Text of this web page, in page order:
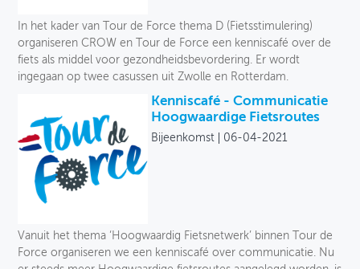
In het kader van Tour de Force thema D (Fietsstimulering)
organiseren CROW en Tour de Force een kenniscafé over de
fiets als middel voor gezondheidsbevordering. Er wordt
ingegaan op twee casussen uit Zwolle en Rotterdam.
Kenniscafé - Communicatie
Hoogwaardige Fietsroutes
Bijeenkomst 06-04-2021
Vanuit het thema ‘Hoogwaardig Fietsnetwerk’ binnen Tour de
Force organiseren we een kenniscafé over communicatie. Nu